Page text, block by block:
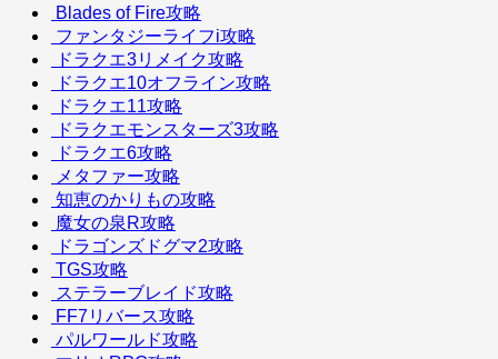
Blades of Fire攻略
ファンタジーライフi攻略
ドラクエ3リメイク攻略
ドラクエ10オフライン攻略
ドラクエ11攻略
ドラクエモンスターズ3攻略
ドラクエ6攻略
メタファー攻略
知恵のかりもの攻略
魔女の泉R攻略
ドラゴンズドグマ2攻略
TGS攻略
ステラーブレイド攻略
FF7リバース攻略
パルワールド攻略